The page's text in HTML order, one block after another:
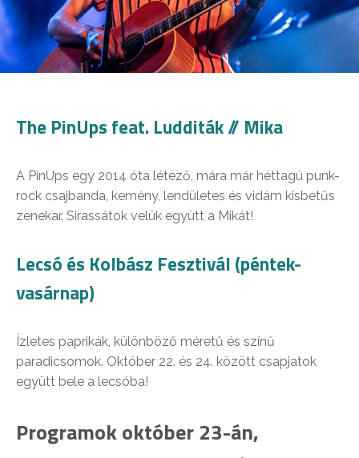
The PinUps feat. Ludditák // Mika
A PinUps egy 2014 óta létező, mára már héttagú punk-
rock csajbanda, kemény, lendületes és vidám kisbetűs
zenekar. Sirassátok velük együtt a Mikát!
Lecsó és Kolbász Fesztivál (péntek-
vasárnap)
Ízletes paprikák, különböző méretű és színű
paradicsomok. Október 22. és 24. között csapjatok
együtt bele a lecsóba!
Programok október 23-án,